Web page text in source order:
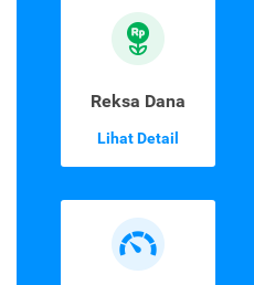
Reksa Dana
Lihat Detail